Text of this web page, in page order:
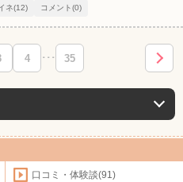
ネ(12) コメント(0)
4 ･･･ 35
口コミ・体験談(91)